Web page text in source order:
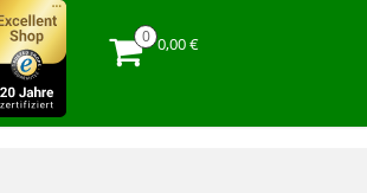
0,00 €